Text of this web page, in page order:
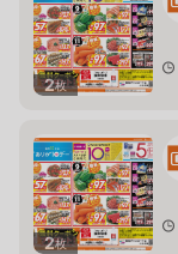
2枚
2枚